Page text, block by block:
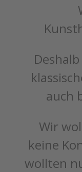
auch
Wir
keine
wollten